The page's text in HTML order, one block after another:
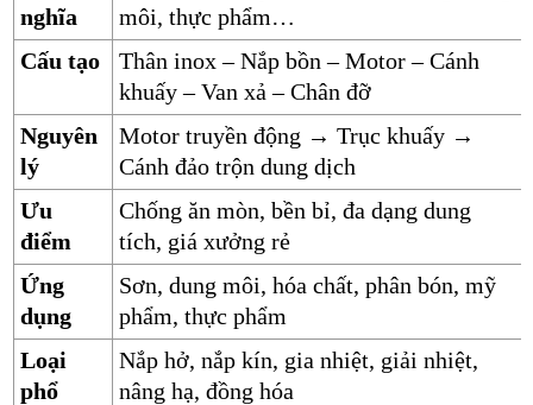
nghĩa
môi, thực phẩm…
Cấu tạo
Thân inox – Nắp bồn – Motor – Cánh
khuấy – Van xả – Chân đỡ
Nguyên
lý
Motor truyền động → Trục khuấy →
Cánh đảo trộn dung dịch
Ưu
điểm
Chống ăn mòn, bền bỉ, đa dạng dung
tích, giá xưởng rẻ
Ứng
dụng
Sơn, dung môi, hóa chất, phân bón, mỹ
phẩm, thực phẩm
Loại
phổ
Nắp hở, nắp kín, gia nhiệt, giải nhiệt,
nâng hạ, đồng hóa